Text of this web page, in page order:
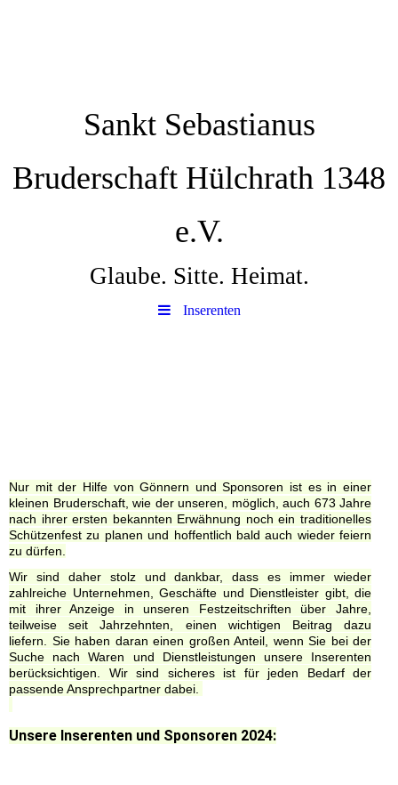
Sankt Sebastianus
Bruderschaft Hülchrath 1348
e.V.
Glaube. Sitte. Heimat.
Inserenten
Nur mit der Hilfe von Gönnern und Sponsoren ist es in einer
kleinen Bruderschaft, wie der unseren, möglich, auch 673 Jahre
nach ihrer ersten bekannten Erwähnung noch ein traditionelles
Schützenfest zu planen und hoffentlich bald auch wieder feiern
zu dürfen.
Wir sind daher stolz und dankbar, dass es immer wieder
zahlreiche Unternehmen, Geschäfte und Dienstleister gibt, die
mit ihrer Anzeige in unseren Festzeitschriften über Jahre,
teilweise seit Jahrzehnten, einen wichtigen Beitrag dazu
liefern. Sie haben daran einen großen Anteil, wenn Sie bei der
Suche nach Waren und Dienstleistungen unsere Inserenten
berücksichtigen. Wir sind sicheres ist für jeden Bedarf der
passende Ansprechpartner dabei.
Unsere Inserenten und Sponsoren 2024: